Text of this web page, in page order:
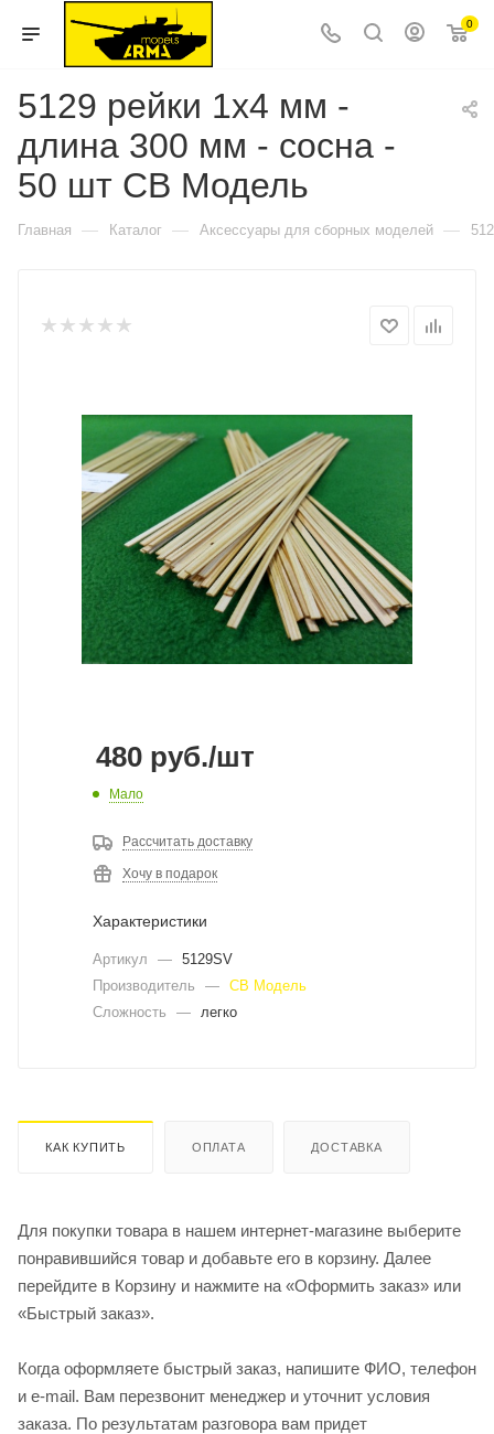
0
5129 рейки 1х4 мм -
длина 300 мм - сосна -
50 шт СВ Модель
Главная — Каталог — Аксессуары для сборных моделей —
480 руб./шт
Мало
Рассчитать доставку
Хочу в подарок
Характеристики
Артикул — 5129SV
Производитель
— СВ Модель
Сложность
— легко
КАК КУПИТЬ ОПЛАТА ДОСТАВКА
Для покупки товара в нашем интернет-магазине выберите
понравившийся товар и добавьте его в корзину. Далее
перейдите в Корзину и нажмите на «Оформить заказ» или
«Быстрый заказ».
Когда оформляете быстрый заказ, напишите ФИО, телефон
и e-mail. Вам перезвонит менеджер и уточнит условия
заказа. По результатам разговора вам придет